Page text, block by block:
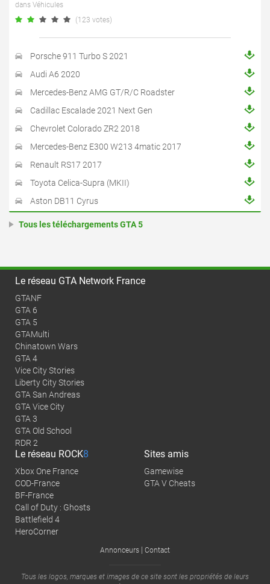
dans Véhicules
(123 votes)
Porsche 911 Turbo S 2021
Audi A6 2020
Mercedes-Benz AMG GT/R/C Roadster
Cadillac Escalade 2021 Next Gen
Chevrolet Colorado ZR2 2018
Mercedes-Benz E300 W213 4matic 2017
Renault RS17 2017
Toyota Celica-Supra (MKII)
Aston DB11 Cyrus
Tous les téléchargements GTA 5
Le réseau GTA Network France
GTANF
GTA 6
GTA 5
GTAMulti
Chinatown Wars
GTA 4
Vice City Stories
Liberty City Stories
GTA San Andreas
GTA Vice City
GTA 3
GTA Old School
RDR 2
Le réseau ROCK8
Xbox One France
COD-France
BF-France
Call of Duty : Ghosts
Battlefield 4
HeroCorner
Sites amis
Gamewise
GTA V Cheats
Annonceurs | Contact
Tous les logos, marques et images de ce site sont les propriétés de leurs